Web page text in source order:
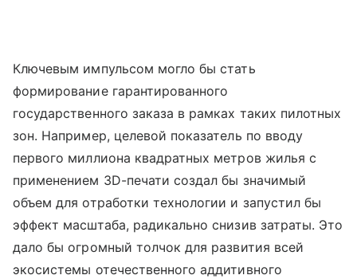
Ключевым импульсом могло бы стать
формирование гарантированного
государственного заказа в рамках таких пилотных
зон. Например, целевой показатель по вводу
первого миллиона квадратных метров жилья с
применением 3D-печати создал бы значимый
объем для отработки технологии и запустил бы
эффект масштаба, радикально снизив затраты. Это
дало бы огромный толчок для развития всей
экосистемы отечественного аддитивного